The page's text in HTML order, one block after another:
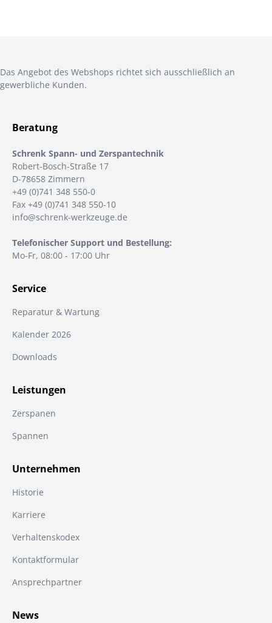
Das Angebot des Webshops richtet sich ausschließlich an
gewerbliche Kunden.
Beratung
Schrenk Spann- und Zerspantechnik
Robert-Bosch-Straße 17
D-78658 Zimmern
+49 (0)741 348 550-0
Fax +49 (0)741 348 550-10
info@schrenk-werkzeuge.de
Telefonischer Support und Bestellung:
Mo-Fr, 08:00 - 17:00 Uhr
Service
Reparatur & Wartung
Kalender 2026
Downloads
Leistungen
Zerspanen
Spannen
Unternehmen
Historie
Karriere
Verhaltenskodex
Kontaktformular
Ansprechpartner
News